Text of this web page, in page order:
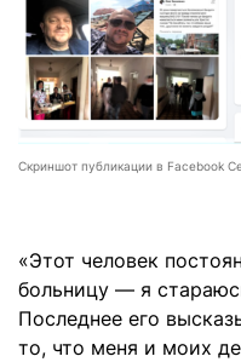
Скриншот публикации в Facebook
«Этот человек
больницу — я
Последнее его
то, что меня и моих